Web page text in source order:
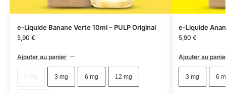
e-Liquide Banane Verte 10ml – PULP Original
5,90 €
Ajouter au panier
3 mg 6 mg 12 mg
e-Liquide
5,90 €
Ajouter au
3 mg 6